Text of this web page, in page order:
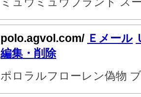
polo.agvol.com/ Ｅメール
編集・削除
ポロラルフローレン偽物